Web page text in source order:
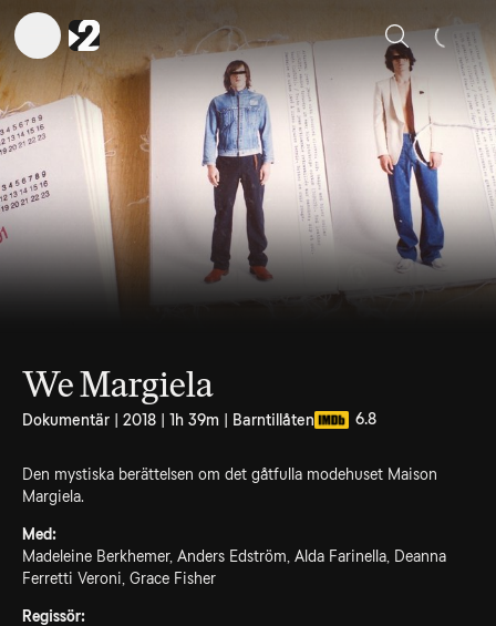
Sök
We Margiela
Dokumentär | 2018 | 1h 39m | Barntillåten 6.8
Den mystiska berättelsen om det gåtfulla modehuset Maison
Margiela.
Med:
Madeleine Berkhemer, Anders Edström, Alda Farinella, Deanna
Ferretti Veroni, Grace Fisher
Regissör: